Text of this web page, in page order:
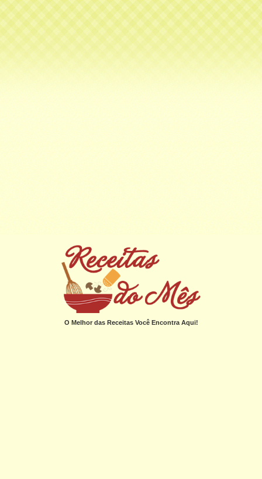
O Melhor das Receitas Você Encontra Aqui!